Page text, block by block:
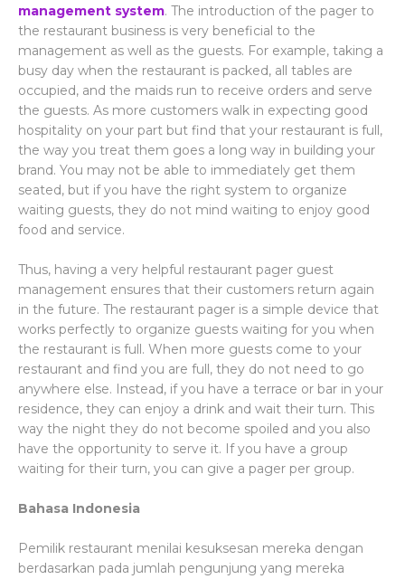
management system. The introduction of the pager to
the restaurant business is very beneficial to the
management as well as the guests. For example, taking a
busy day when the restaurant is packed, all tables are
occupied, and the maids run to receive orders and serve
the guests. As more customers walk in expecting good
hospitality on your part but find that your restaurant is full,
the way you treat them goes a long way in building your
brand. You may not be able to immediately get them
seated, but if you have the right system to organize
waiting guests, they do not mind waiting to enjoy good
food and service.
Thus, having a very helpful restaurant pager guest
management ensures that their customers return again
in the future. The restaurant pager is a simple device that
works perfectly to organize guests waiting for you when
the restaurant is full. When more guests come to your
restaurant and find you are full, they do not need to go
anywhere else. Instead, if you have a terrace or bar in your
residence, they can enjoy a drink and wait their turn. This
way the night they do not become spoiled and you also
have the opportunity to serve it. If you have a group
waiting for their turn, you can give a pager per group.
Bahasa Indonesia
Pemilik restaurant menilai kesuksesan mereka dengan
berdasarkan pada jumlah pengunjung yang mereka